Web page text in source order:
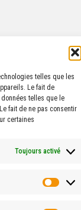
telles que les
Le fait de
telles que le
fait de ne pas consentir
certaines
Toujours activé